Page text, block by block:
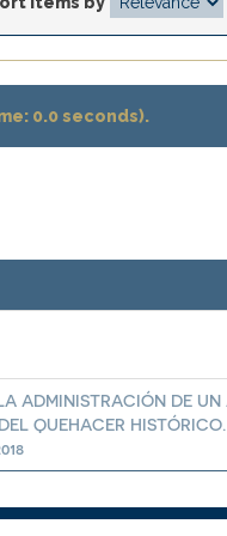
0.0 seconds).
ADMINISTRACIÓN DE
QUEHACER